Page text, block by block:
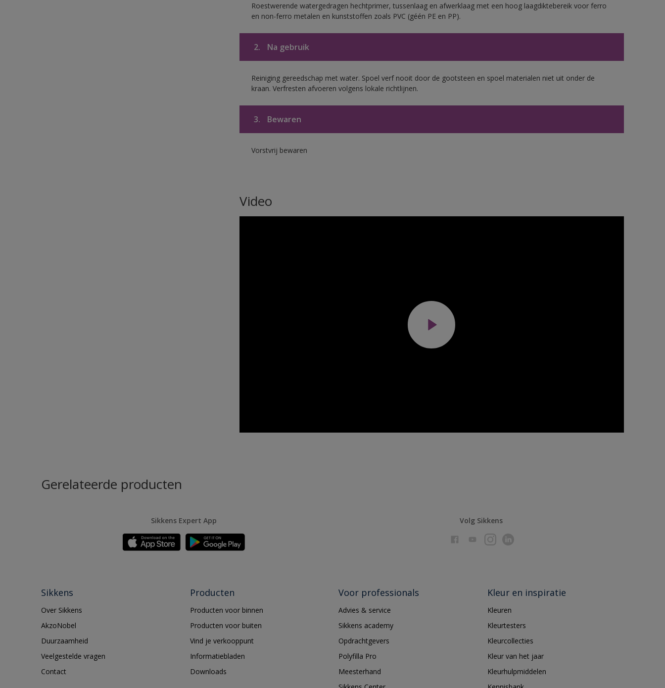
Roestwerende watergedragen hechtprimer, tussenlaag en afwerklaag met een hoog laagdiktebereik voor ferro
en non-ferro metalen en kunststoffen zoals PVC (géén PE en PP).
2. Na gebruik
Reiniging gereedschap met water. Spoel verf nooit door de gootsteen en spoel materialen niet uit onder de
kraan. Verfresten afvoeren volgens lokale richtlijnen.
3. Bewaren
Vorstvrij bewaren
Video
Gerelateerde producten
Sikkens Expert App Volg Sikkens
Sikkens
Over Sikkens
AkzoNobel
Duurzaamheid
Veelgestelde vragen
Contact
Producten
Producten voor binnen
Producten voor buiten
Vind je verkooppunt
Informatiebladen
Downloads
Voor professionals
Advies & service
Sikkens academy
Opdrachtgevers
Polyfilla Pro
Meesterhand
Kleur en inspiratie
Kleuren
Kleurtesters
Kleurcollecties
Kleur van het jaar
Kleurhulpmiddelen